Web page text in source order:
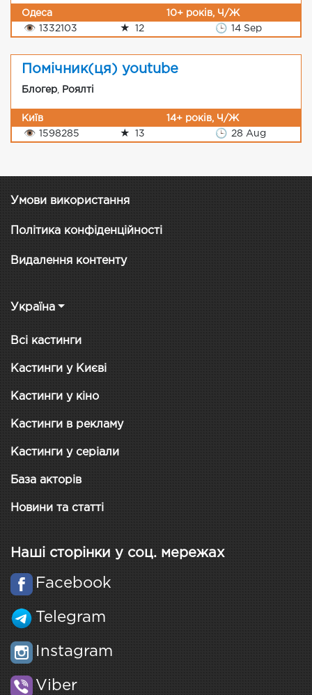
Одеса
10+ років, Ч/Ж
👁 1332103 ★ 12 🕒 14 Sep
Помічник(ця) youtube
Блогер Роялті
Київ
14+ років, Ч/Ж
👁 1598285 ★ 13 🕒 28 Aug
Умови використання
Політика конфіденційності
Видалення контенту
Україна
Всі кастинги
Кастинги у Києві
Кастинги у кіно
Кастинги в рекламу
Кастинги у серіали
База акторів
Новини та статті
Наші сторінки у соц. мережах
Facebook
Telegram
Instagram
Viber